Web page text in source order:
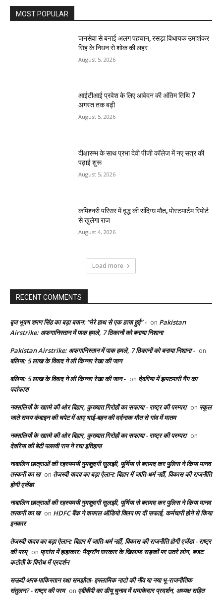
MOST POPULAR
जनसेवा से बनाई अलग पहचान, रसड़ा विधायक उमाशंकर
सिंह के निधन से शोक की लहर
August 5, 2026
आईटीआई प्रवेश के लिए आवेदन की अंतिम तिथि 7
अगस्त तक बढ़ी
August 5, 2026
दीक्षारम्भ के साथ प्रभा देवी पीजी कॉलेज में नए सत्र की
पढ़ाई शुरू
August 5, 2026
कमिश्नरी परिसर में वृद्ध की संदिग्ध मौत, पोस्टमार्टम रिपोर्ट
से खुलेगा राज
August 4, 2026
Load more
RECENT COMMENTS
बृज भूषण शरण सिंह का बड़ा बयान: “मेरे हाथ से एक हत्या हुई” - on Pakistan
Airstrike: अफगानिस्तान में पाक हमले, 7 ठिकानों को बनाया निशाना
Pakistan Airstrike: अफगानिस्तान में पाक हमले, 7 ठिकानों को बनाया निशाना - on
बलिया: 5 लाख के विवाद ने ली किन्नर रेखा की जान
बलिया: 5 लाख के विवाद ने ली किन्नर रेखा की जान - on देवरिया में झपटमारी गैंग का
पर्दाफाश
नक्सलियों के खात्मे की ओर बिहार, कुख्यात गिरोहों का सफाया - राष्ट्र की परम्परा on स्कूल
जाते समय कंबाइन की चपेट में आए भाई-बहन की दर्दनाक मौत से गांव में मातम
नक्सलियों के खात्मे की ओर बिहार, कुख्यात गिरोहों का सफाया - राष्ट्र की परम्परा on
देवरिया की बेटी पल्लवी राय ने रचा इतिहास
नाबालिग छात्राओं की रहस्यमयी गुमशुदगी सुलझी, पूर्णिया से बरामद कर पुलिस ने किया मानव
तस्करी का ख on तेजस्वी यादव का बड़ा ऐलान: बिहार में जाति-धर्म नहीं, विकास की राजनीति
होगी एजेंडा
नाबालिग छात्राओं की रहस्यमयी गुमशुदगी सुलझी, पूर्णिया से बरामद कर पुलिस ने किया मानव
तस्करी का ख on HDFC बैंक ने वायरल ऑडियो क्लिप पर दी सफाई, कर्मचारी होने से किया
इनकार
तेजस्वी यादव का बड़ा ऐलान: बिहार में जाति-धर्म नहीं, विकास की राजनीति होगी एजेंडा - राष्ट्र
की परम् on फ्रांस में हाहाकार: मैक्रॉन सरकार के खिलाफ सड़कों पर उतरे लोग, बजट
कटौती के विरोध में प्रदर्शन
सऊदी अरब-पाकिस्तान रक्षा समझौता- इस्लामिक नाटो की नींव या नया भू-राजनीतिक
संतुलन? - राष्ट्र की परम on एबीवीपी का डीयू चुनाव में धमाकेदार प्रदर्शन, अध्यक्ष सहित